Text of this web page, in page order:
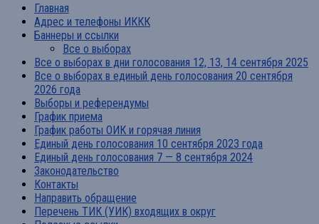
Главная
Адрес и телефоны ИККК
Баннеры и ссылки
Все о выборах
Все о выборах в дни голосования 12, 13, 14 сентября 2025
Все о выборах в единый день голосования 20 сентября
2026 года
Выборы и референдумы
График приема
График работы ОИК и горячая линия
Единый день голосования 10 сентября 2023 года
Единый день голосования 7 — 8 сентября 2024
Законодательство
Контакты
Направить обращение
Перечень ТИК (УИК) входящих в округ